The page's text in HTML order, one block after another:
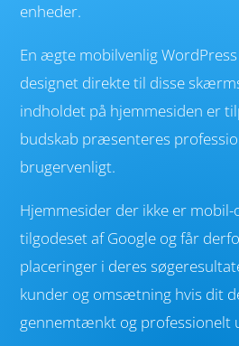
enheder.
En ægte mobilvenlig
designet direkte til disse
indholdet på hjemmesiden er
budskab præsenteres
brugervenligt.
Hjemmesider der ikke er
tilgodeset afGoogle og får
placeringer i deres
kunder og omsætning hvis dit
gennemtænkt og professionelt